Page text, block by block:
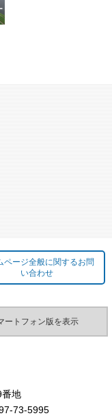
ページ全般に関するお問
い合わせ
ートフォン版を表示
地
73-5995